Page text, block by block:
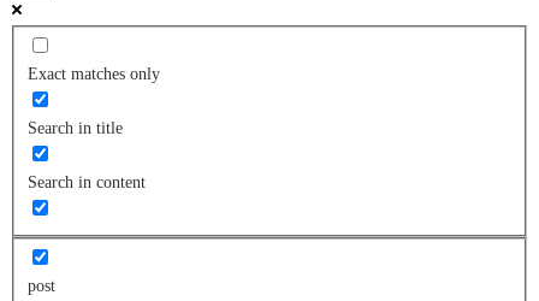
Exact matches only
Search in title
Search in content
post